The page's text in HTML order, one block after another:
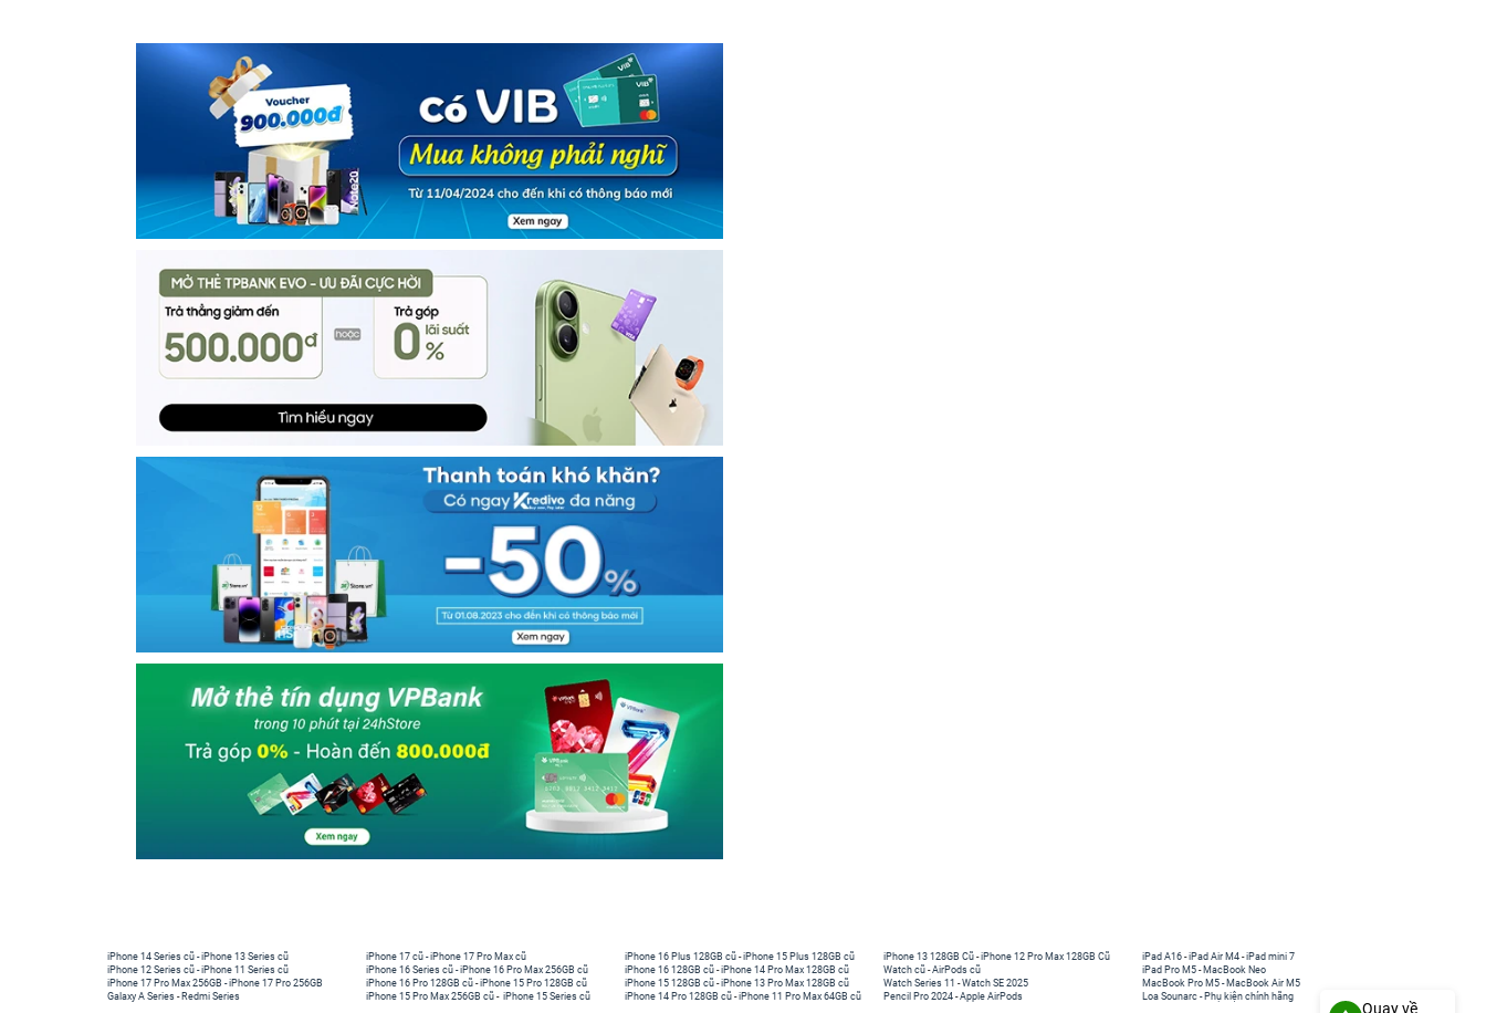
iPhone 14 Series cũ -iPhone 13 Series cũ
iPhone 12 Series cũ -iPhone 11 Series cũ
iPhone 17 Pro Max 256GB -iPhone 17 Pro 256GB
Galaxy A Series - Redmi Series
iPhone 17 cũ -iPhone 17 Pro Max cũ
iPhone 16 Series cũ - iPhone 16 Pro Max 256GB cũ
iPhone 16 Pro 128GB cũ -iPhone 15 Pro 128GB cũ
iPhone 15 Pro Max 256GB cũ - iPhone 15 Series cũ
iPhone 16 Plus 128GB cũ -iPhone 15 Plus 128GB cũ
iPhone 16 128GB cũ -iPhone 14 Pro Max 128GB cũ
iPhone 15 128GB cũ -iPhone 13 Pro Max 128GB cũ
iPhone 14 Pro 128GB cũ -iPhone 11 Pro Max 64GB cũ
iPhone 13 128GB Cũ -iPhone 12 Pro Max 128GB Cũ
Watch cũ -AirPods cũ
Watch Series 11 -Watch SE 2025
Pencil Pro 2024 -Apple AirPods
iPad A16 -iPad Air M4 -iPad mini 7
iPad Pro M5 - MacBook Neo
MacBook Pro M5 - MacBook Air M5
Loa Sounarc - Phụ kiện chính hãng
Quay về